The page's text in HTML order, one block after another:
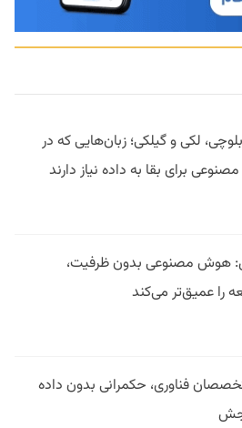
لکی و گیلکی؛ زبان‌هایی که در
برای بقا به داده نیاز دارند
هوش مصنوعی بدون ظرفیت،
را عمیق‌تر می‌کند
فناوری، حکمرانی بدون داده